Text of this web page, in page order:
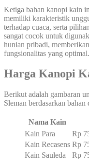
Ketiga bahan kanopi kain
memiliki karakteristik
terhadap cuaca, serta
sangat cocok untuk
hunian pribadi,
fungsionalitas yang optimal.
Harga Kanopi
Berikut adalah gambaran
Sleman berdasarkan bahan
Nama Kain
Kain Para
Rp
Kain Recasens Rp
Kain Sauleda
Rp